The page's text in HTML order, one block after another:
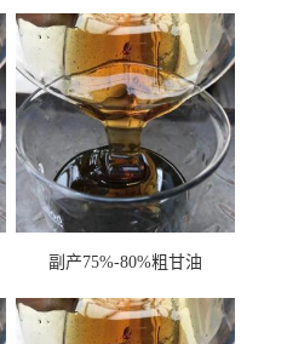
副产75%-80%粗甘油